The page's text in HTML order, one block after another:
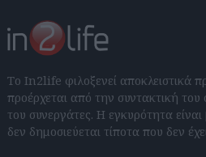
Το In2life φιλοξενεί αποκλειστικά
προέρχεται από την συντακτική
του συνεργάτες. Η εγκυρότητα
δεν δημοσιεύεται τίποτα που δεν